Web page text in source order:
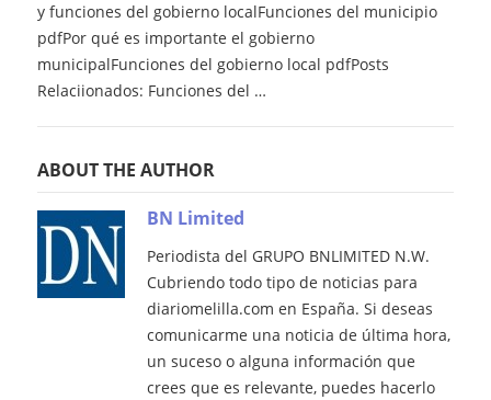
y funciones del gobierno localFunciones del municipio
pdfPor qué es importante el gobierno
municipalFunciones del gobierno local pdfPosts
Relaciionados: Funciones del …
ABOUT THE AUTHOR
BN Limited
Periodista del GRUPO BNLIMITED N.W.
Cubriendo todo tipo de noticias para
diariomelilla.com en España. Si deseas
comunicarme una noticia de última hora,
un suceso o alguna información que
crees que es relevante, puedes hacerlo